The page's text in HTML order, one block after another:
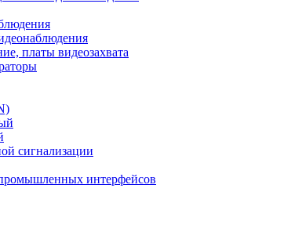
платы видеозахвата
сигнализации
интерфейсов